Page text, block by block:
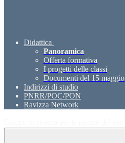
Didattica
Panoramica
Offerta formativa
I progetti delle classi
Documenti del 15 maggio
Indirizzi di studio
PNRR/POC/PON
Ravizza Network